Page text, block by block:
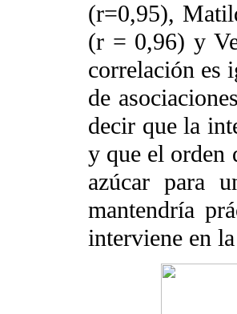
(r=0,95),
(r = 0,96) y
correlación es
de
decir que la
y que el orden
azúcar para
mantendría
interviene en